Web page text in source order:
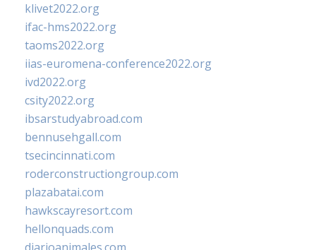
klivet2022.org
ifac-hms2022.org
taoms2022.org
iias-euromena-conference2022.org
ivd2022.org
csity2022.org
ibsarstudyabroad.com
bennusehgall.com
tsecincinnati.com
roderconstructiongroup.com
plazabatai.com
hawkscayresort.com
hellonquads.com